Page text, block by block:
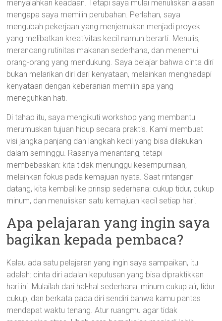
menyalahkan keadaan. Tetapi saya mulai menuliskan alasan
mengapa saya memilih perubahan. Perlahan, saya
mengubah pekerjaan yang menjemukan menjadi proyek
yang melibatkan kreativitas kecil namun berarti. Menulis,
merancang rutinitas makanan sederhana, dan menemui
orang-orang yang mendukung. Saya belajar bahwa cinta diri
bukan melarikan diri dari kenyataan, melainkan menghadapi
kenyataan dengan keberanian memilih apa yang
meneguhkan hati.
Di tahap itu, saya mengikuti workshop yang membantu
merumuskan tujuan hidup secara praktis. Kami membuat
visi jangka panjang dan langkah kecil yang bisa dilakukan
dalam seminggu. Rasanya menantang, tetapi
membebaskan: kita tidak menunggu kesempurnaan,
melainkan fokus pada kemajuan nyata. Saat rintangan
datang, kita kembali ke prinsip sederhana: cukup tidur, cukup
minum, dan menuliskan satu kemajuan kecil setiap hari.
Apa pelajaran yang ingin saya
bagikan kepada pembaca?
Kalau ada satu pelajaran yang ingin saya sampaikan, itu
adalah: cinta diri adalah keputusan yang bisa dipraktikkan
hari ini. Mulailah dari hal-hal sederhana: minum cukup air, tidur
cukup, dan berkata pada diri sendiri bahwa kamu pantas
mendapat waktu tenang. Atur ruangmu agar tidak